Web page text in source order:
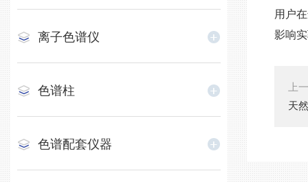
离子色谱仪
色谱柱
色谱配套仪器
用户
影响
上
天